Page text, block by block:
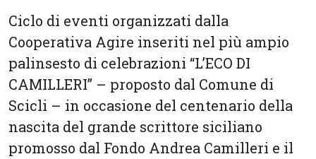
Ciclo di eventi organizzati dalla
Cooperativa Agire inseriti nel più ampio
palinsesto di celebrazioni “L’ECO DI
CAMILLERI” – proposto dal Comune di
Scicli – in occasione del centenario della
nascita del grande scrittore siciliano
promosso dal Fondo Andrea Camilleri e il